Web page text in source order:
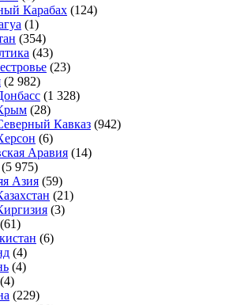
Карабах (124)
(1)
(354)
(43)
(23)
(2 982)
(1 328)
(28)
Кавказ (942)
(6)
Аравия (14)
(5 975)
Азия (59)
(21)
(3)
(61)
(6)
(4)
(4)
(4)
(229)